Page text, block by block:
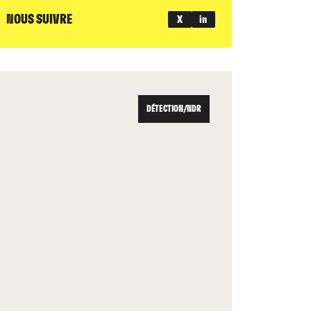
NOUS SUIVRE X in
DÉTECTION/NDR